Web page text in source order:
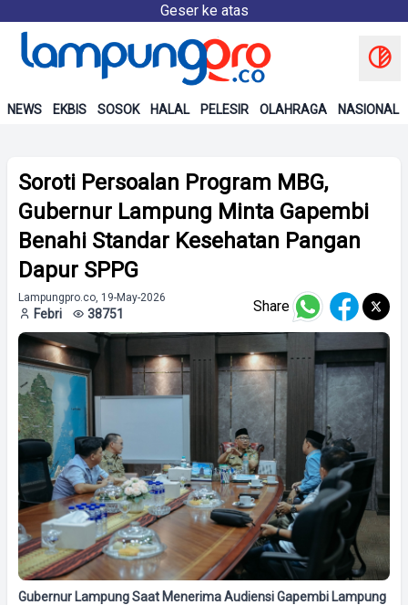
Geser ke atas
NEWS EKBIS SOSOK HALAL PELESIR OLAHRAGA NASIONAL
Soroti Persoalan Program MBG,
Gubernur Lampung Minta Gapembi
Benahi Standar Kesehatan Pangan
Dapur SPPG
Lampungpro.co, 19-May-2026
Febri 38751 Share
Gubernur Lampung Saat Menerima Audiensi Gapembi Lampung